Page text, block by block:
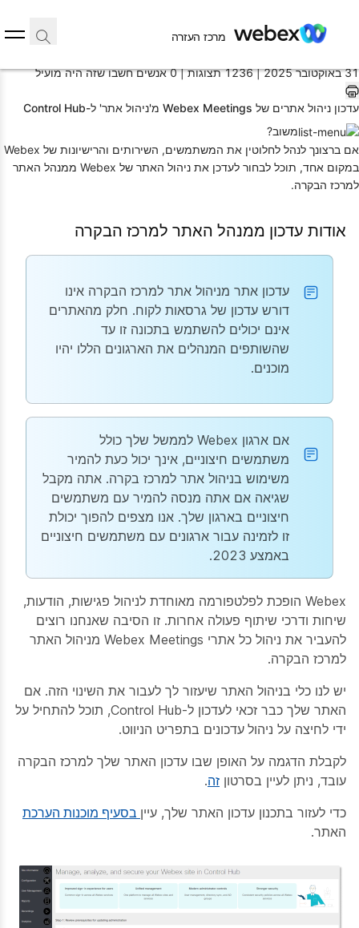
מרכז העזרה
31 באוקטובר 2025 | 1236 תצוגות | 0 אנשים חשבו שזה היה מועיל
עדכון ניהול אתרים של Webex Meetings מ'ניהול אתר' ל-Control Hub
משוב?
אם ברצונך לנהל לחלוטין את המשתמשים, השירותים והרישיונות של Webex
במקום אחד, תוכל לבחור לעדכן את ניהול האתר של Webex ממנהל האתר
למרכז הבקרה.
אודות עדכון ממנהל האתר למרכז הבקרה
עדכון אתר מניהול אתר למרכז הבקרה אינו
דורש עדכון של גרסאות לקוח. חלק מהאתרים
אינם יכולים להשתמש בתכונה זו עד
שהשותפים המנהלים את הארגונים הללו יהיו
מוכנים.
אם ארגון Webex לממשל שלך כולל
משתמשים חיצוניים, אינך יכול כעת להמיר
משימוש בניהול אתר למרכז בקרה. אתה מקבל
שגיאה אם אתה מנסה להמיר עם משתמשים
חיצוניים בארגון שלך. אנו מצפים להפוך יכולת
זו לזמינה עבור ארגונים עם משתמשים חיצוניים
באמצע 2023.
Webex הופכת לפלטפורמה מאוחדת לניהול פגישות, הודעות,
שיחות ודרכי שיתוף פעולה אחרות. זו הסיבה שאנחנו רוצים
להעביר את ניהול כל אתרי Webex Meetings מניהול האתר
למרכז הבקרה.
יש לנו כלי בניהול האתר שיעזור לך לעבור את השינוי הזה. אם
האתר שלך כבר זכאי לעדכון ל-Control Hub, תוכל להתחיל על
ידי לחיצה על ניהול עדכונים בתפריט הניווט.
לקבלת הדגמה על האופן שבו עדכון האתר שלך למרכז הבקרה
עובד, ניתן לעיין בסרטון זה.
כדי לעזור בתכנון עדכון האתר שלך, עיין בסעיף מוכנות הערכת
האתר.